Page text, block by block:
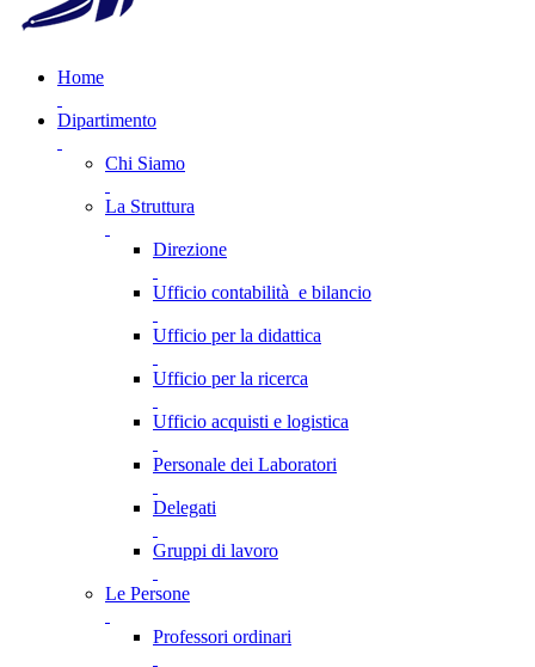
Home
Dipartimento
Chi Siamo
La Struttura
Direzione
Ufficio contabilità e bilancio
Ufficio per la didattica
Ufficio per la ricerca
Ufficio acquisti e logistica
Personale dei Laboratori
Delegati
Gruppi di lavoro
Le Persone
Professori ordinari